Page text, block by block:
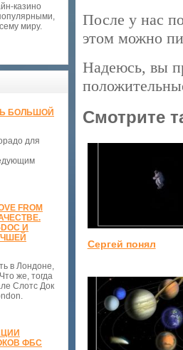
казино
миру.
БОЛЬШОЙ
для
FROM
И
в Лондоне,
же, тогда
Слотс Док
ФБС
После у нас
этом можно
Надеюсь, вы
Смотрите
Сергей понял